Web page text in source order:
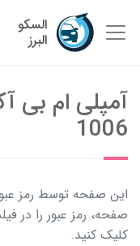
السکو
البرز
1006
این صفحه توسط رمز
صفحه، رمز عبور را در
کلیک کنید.